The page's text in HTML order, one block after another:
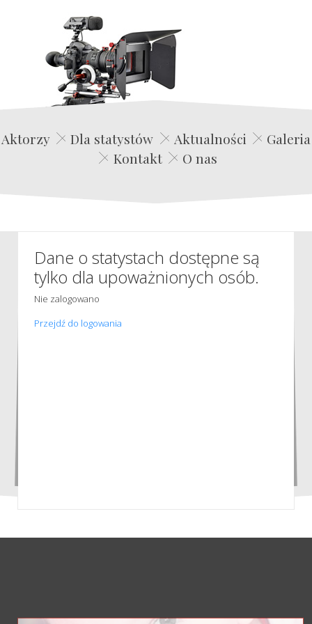
Edwin Film Agencja Aktorska
Aktorzy Dla statystów Aktualności
Galeria
Kontakt
O nas
Dane o statystach dostępne są
tylko dla upoważnionych osób.
Nie zalogowano
Przejdź do logowania